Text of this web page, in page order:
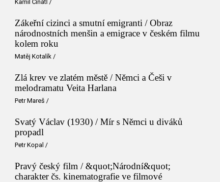
Kamil Činátl /
Zákeřní cizinci a smutní emigranti / Obraz
národnostních menšin a emigrace v českém filmu
kolem roku
Matěj Kotalík /
Zlá krev ve zlatém městě / Němci a Češi v
melodramatu Veita Harlana
Petr Mareš /
Svatý Václav (1930) / Mír s Němci u diváků
propadl
Petr Kopal /
Pravý český film / &quot;Národní&quot;
charakter čs. kinematografie ve filmové